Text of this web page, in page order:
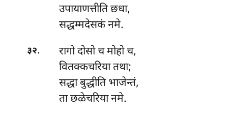
उपायाणत्तीति छधा,
सद्धम्मदेसकं नमे.
३२. रागोदोसो च मोहो च,
वितक्कचरिया तथा;
सद्धा बुद्धीति भाजेन्तं,
ता छळेचरिया नमे.